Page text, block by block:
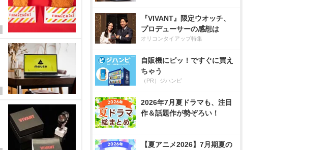
『VIVANT』限定ウオッチ、
プロデューサーの感想は
オリコンタイアップ特集
自販機にピッ！ですぐに買え
ちゃう
（PR）ジハンピ
2026年7月夏ドラマも、注目
作＆話題作が勢ぞろい！
【夏アニメ2026】7月期夏の